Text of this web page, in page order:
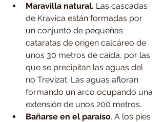
Maravilla natural. Las cascadas
de Kravica están formadas por
un conjunto de pequeñas
cataratas de origen calcáreo de
unos 30 metros de caída, por las
que se precipitan las aguas del
río Trevizat. Las aguas afloran
formando un arco ocupando una
extensión de unos 200 metros.
Bañarse en el paraíso. A los pies